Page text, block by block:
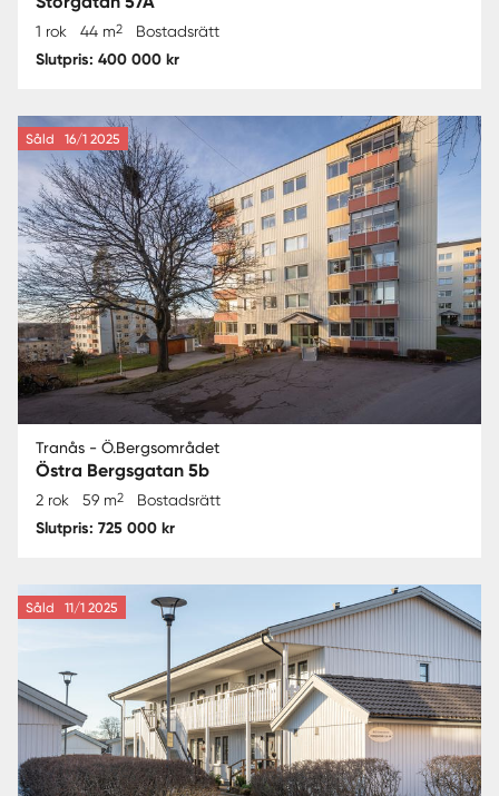
1 rok 44 m2 Bostadsrätt
Slutpris: 400 000 kr
Såld 16/1 2025
Tranås - Ö.Bergsområdet
Östra Bergsgatan 5b
2 rok 59 m2 Bostadsrätt
Slutpris: 725 000 kr
Såld 11/1 2025